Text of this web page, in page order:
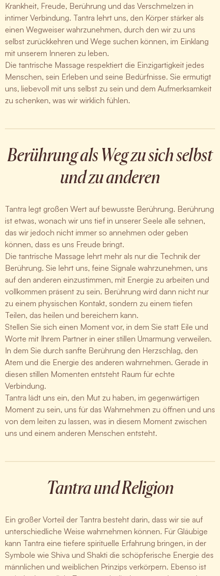
Krankheit, Freude, Berührung und das Verschmelzen in
intimer Verbindung. Tantra lehrt uns, den Körper stärker als
einen Wegweiser wahrzunehmen, durch den wir zu uns
selbst zurückkehren und Wege suchen können, im Einklang
mit unserem Inneren zu leben.
Die tantrische Massage respektiert die Einzigartigkeit jedes
Menschen, sein Erleben und seine Bedürfnisse. Sie ermutigt
uns, liebevoll mit uns selbst zu sein und dem Aufmerksamkeit
zu schenken, was wir wirklich fühlen.
Berührung als Weg zu sich selbst
und zu anderen
Tantra legt großen Wert auf bewusste Berührung. Berührung
ist etwas, wonach wir uns tief in unserer Seele alle sehnen,
das wir jedoch nicht immer so annehmen oder geben
können, dass es uns Freude bringt.
Die tantrische Massage lehrt mehr als nur die Technik der
Berührung. Sie lehrt uns, feine Signale wahrzunehmen, uns
auf den anderen einzustimmen, mit Energie zu arbeiten und
vollkommen präsent zu sein. Berührung wird dann nicht nur
zu einem physischen Kontakt, sondern zu einem tiefen
Teilen, das heilen und bereichern kann.
Stellen Sie sich einen Moment vor, in dem Sie statt Eile und
Worte mit Ihrem Partner in einer stillen Umarmung verweilen.
In dem Sie durch sanfte Berührung den Herzschlag, den
Atem und die Energie des anderen wahrnehmen. Gerade in
diesen stillen Momenten entsteht Raum für echte
Verbindung.
Tantra lädt uns ein, den Mut zu haben, im gegenwärtigen
Moment zu sein, uns für das Wahrnehmen zu öffnen und uns
von dem leiten zu lassen, was in diesem Moment zwischen
uns und einem anderen Menschen entsteht.
Tantra und Religion
Ein großer Vorteil der Tantra besteht darin, dass wir sie auf
unterschiedliche Weise wahrnehmen können. Für Gläubige
kann Tantra eine tiefere spirituelle Erfahrung bringen, in der
Symbole wie Shiva und Shakti die schöpferische Energie des
männlichen und weiblichen Prinzips verkörpern. Ebenso ist